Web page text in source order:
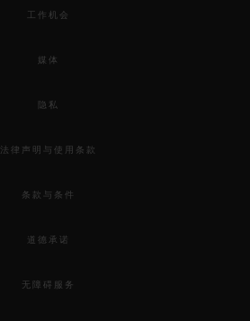
工作机会
媒体
隐私
法律声明与使用条款
条款与条件
道德承诺
无障碍服务